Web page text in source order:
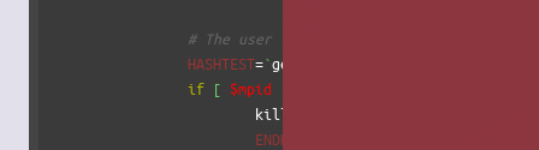
# The user is back to menu
HASHTEST=`get_endgame_hash
if [ $mpid
ENDHASH